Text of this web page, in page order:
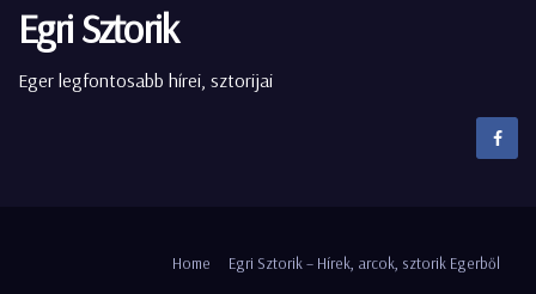
Egri Sztorik
Eger legfontosabb hírei, sztorijai
Home Egri Sztorik – Hírek, arcok, sztorik Egerből